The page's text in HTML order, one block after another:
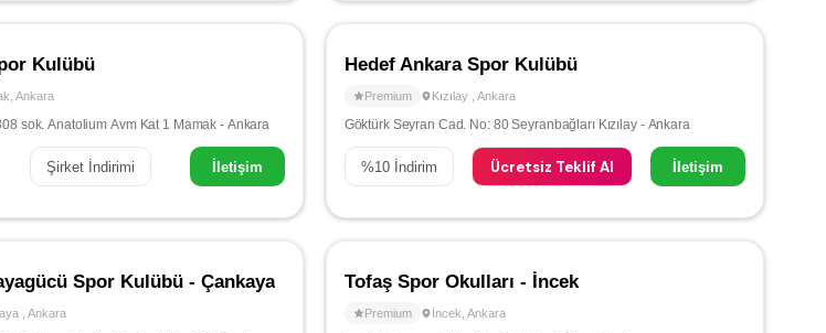
Kulübü
,Ankara
sok. Anatolium Avm Kat 1 Mamak - Ankara
Şirket İndirimi İletişim
Hedef Ankara Spor Kulübü
Premium Kızılay Ankara
Göktürk Seyran Cad. No: 80 Seyranbağları Kızılay - Ankara
%10İndirim Ücretsiz Teklif Al İletişim
Spor Kulübü - Çankaya
,Ankara
Tofaş Spor Okulları - İncek
Premium İncek Ankara